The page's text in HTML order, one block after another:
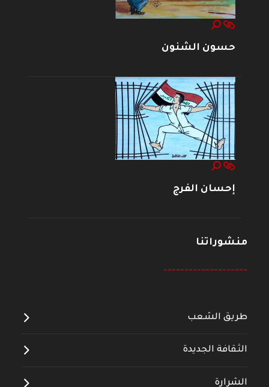
حسون الشنون
إحسان الفرج
منشوراتنا
--------------------
طريق الشعب
الثقافة الجديدة
الشرارة